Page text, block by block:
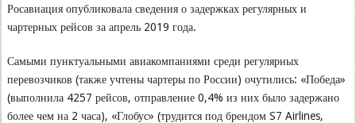
Росавиация опубликовала сведения о задержках регулярных и
чартерных рейсов за апрель 2019 года.
Самыми пунктуальными авиакомпаниями среди регулярных
перевозчиков (также учтены чартеры по России) очутились: «Победа»
(выполнила 4257 рейсов, отправление 0,4% из них было задержано
более чем на 2 часа), «Глобус» (трудится под брендом S7 Airlines,